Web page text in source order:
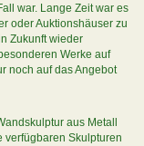
war. Lange Zeit war es
oder Auktionshäuser zu
Zukunft wieder
Werke auf
noch auf das Angebot
aus Metall
verfügbaren Skulpturen